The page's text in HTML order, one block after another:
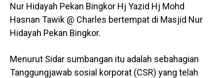
Nur Hidayah Pekan Bingkor Hj Yazid Hj Mohd
Hasnan Tawik @ Charles bertempat di Masjid Nur
Hidayah Pekan Bingkor.
Menurut Sidar sumbangan itu adalah sebahagian
Tanggungjawab sosial korporat (CSR) yang telah